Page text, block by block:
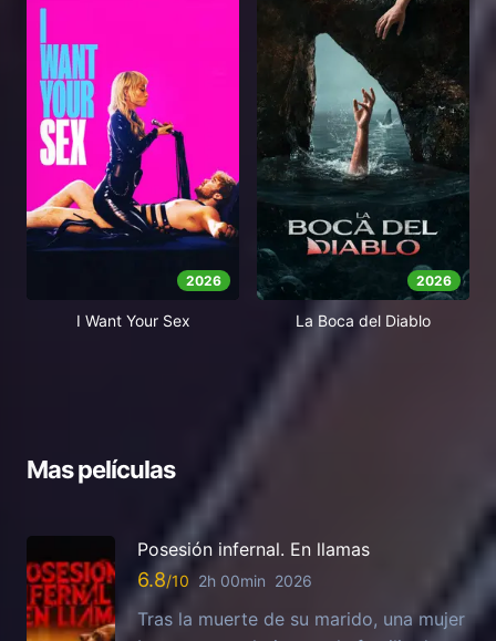
2026
I Want Your Sex
2026
La Boca del Diablo
Mas películas
Posesión infernal. En llamas
6.8 2h 00min 2026
Tras la muerte de su marido, una mujer